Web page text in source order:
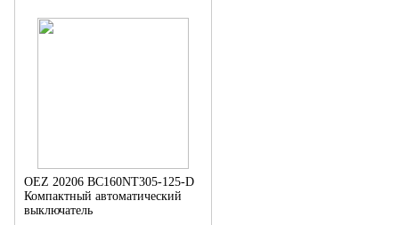
OEZ 20206 BC160NT305-125-D
Компактный автоматический
выключатель